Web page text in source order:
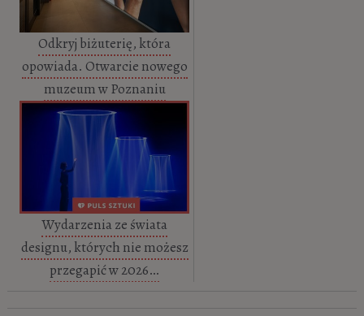
Odkryj biżuterię, która
opowiada. Otwarcie nowego
muzeum w Poznaniu
Wydarzenia ze świata
designu, których nie możesz
przegapić w 2026…